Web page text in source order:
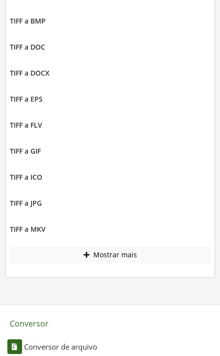
TIFF a BMP
TIFF a DOC
TIFF a DOCX
TIFF a EPS
TIFF a FLV
TIFF a GIF
TIFF a ICO
TIFF a JPG
TIFF a MKV
Mostrar mais
Conversor
Conversor de arquivo